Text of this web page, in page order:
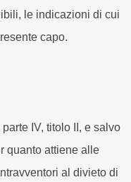
le indicazioni di cui
capo.
IV, titolo II, e salvo
quanto attiene alle
al divieto di